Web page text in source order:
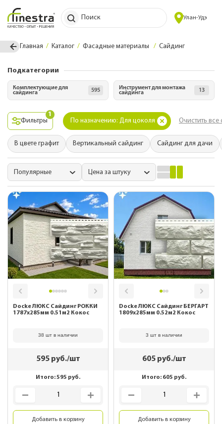
Поиск Улан-Удэ
Главная Каталог Фасадные материалы Сайдинг
Подкатегории
Комплектующие для
сайдинга
595
Инструмент для монтажа
сайдинга
13
Фильтры
1
По назначению: Для цоколя
Очистить все
В цвете графит Вертикальный сайдинг Сайдинг для дачи
Популярные Цена за штуку
Docke ЛЮКС Сайдинг РОККИ
1787х285мм 0.51м2 Кокос
38 шт в наличии
595руб./шт
Итого:595 руб.
Добавить в корзину
Docke ЛЮКС Сайдинг БЕРГАРТ
1809х285мм 0.52м2 Кокос
3 шт в наличии
605руб./шт
Итого: 605 руб.
Добавить в корзину